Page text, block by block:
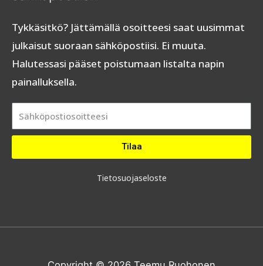
Tykkäsitkö? Jättämällä osoitteesi saat uusimmat
julkaisut suoraan sähköpostiisi. Ei muuta.
Halutessasi pääset poistumaan listalta napin
painalluksella.
Tilaa
Tietosuojaseloste